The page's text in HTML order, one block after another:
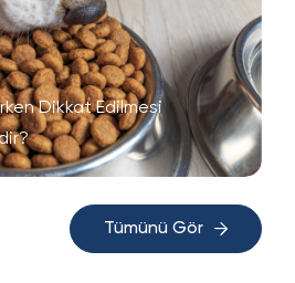
Dikkat Edilmesi
Tümünü Gör